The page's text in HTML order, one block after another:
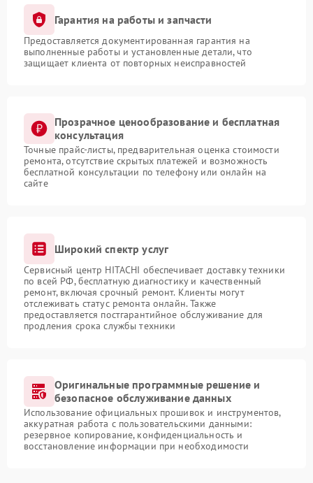
Гарантия на работы и запчасти
Предоставляется документированная гарантия на
выполненные работы и установленные детали, что
защищает клиента от повторных неисправностей
Прозрачное ценообразование и бесплатная
консультация
Точные прайс-листы, предварительная оценка стоимости
ремонта, отсутствие скрытых платежей и возможность
бесплатной консультации по телефону или онлайн на
сайте
Широкий спектр услуг
Сервисный центр HITACHI обеспечивает доставку техники
по всей РФ, бесплатную диагностику и качественный
ремонт, включая срочный ремонт. Клиенты могут
отслеживать статус ремонта онлайн. Также
предоставляется постгарантийное обслуживание для
продления срока службы техники
Оригинальные программные решение и
безопасное обслуживание данных
Использование официальных прошивок и инструментов,
аккуратная работа с пользовательскими данными:
резервное копирование, конфиденциальность и
восстановление информации при необходимости